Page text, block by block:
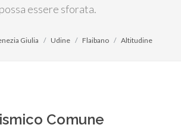
possa essere sforata.
Giulia Udine Flaibano Altitudine
Comune